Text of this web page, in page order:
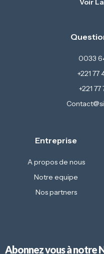
Voir
0033
+221 77
+221 77
Entreprise
A propos de nous
Notre equipe
Nos partners
Abonnez vous à notre